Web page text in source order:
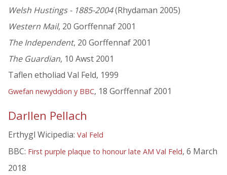
Welsh Hustings - 1885-2004(Rhydaman 2005)
Western Mail, 20 Gorffennaf 2001
The Independent, 20 Gorffennaf 2001
The Guardian, 10 Awst 2001
Taflen etholiad Val Feld, 1999
Gwefan newyddion y BBC, 18 Gorffennaf 2001
Darllen Pellach
Erthygl Wicipedia: Val Feld
BBC: First purple plaque to honour late AM Val Feld, 6 March
2018